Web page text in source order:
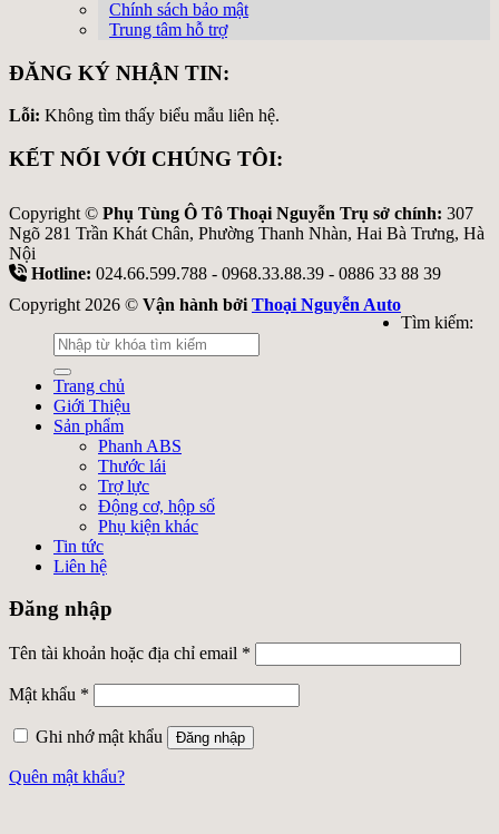
Chính sách bảo mật
Trung tâm hỗ trợ
ĐĂNG KÝ NHẬN TIN:
Lỗi: Không tìm thấy biểu mẫu liên hệ.
KẾT NỐI VỚI CHÚNG TÔI:
Copyright © Phụ Tùng Ô Tô Thoại Nguyễn Trụ sở chính: 307
Ngõ 281 Trần Khát Chân, Phường Thanh Nhàn, Hai Bà Trưng, Hà
Nội
Hotline: 024.66.599.788 - 0968.33.88.39 - 0886 33 88 39
Copyright 2026 © Vận hành bởi Thoại Nguyễn Auto
Tìm kiếm:
Trang chủ
Giới Thiệu
Sản phẩm
Phanh ABS
Thước lái
Trợ lực
Động cơ, hộp số
Phụ kiện khác
Tin tức
Liên hệ
Đăng nhập
Tên tài khoản hoặc địa chỉ email *
Mật khẩu *
Ghi nhớ mật khẩu Đăng nhập
Quên mật khẩu?